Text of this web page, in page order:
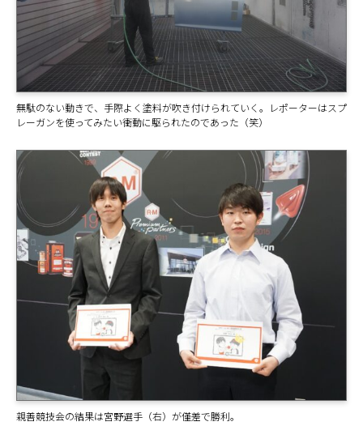
無駄のない動きで、手際よく塗料が吹き付けられていく。レポーターはスプ
レーガンを使ってみたい衝動に駆られたのであった（笑）
親善競技会の結果は宮野選手（右）が僅差で勝利。